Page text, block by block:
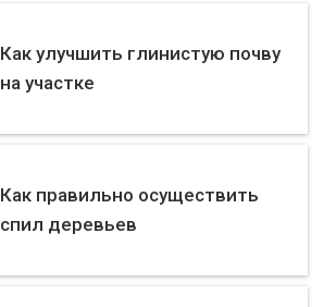
Как улучшить глинистую почву
на участке
Как правильно осуществить
спил деревьев